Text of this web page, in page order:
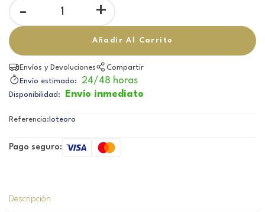
- +
Añadir Al Carrito
Envíos y Devoluciones
Compartir
Envío estimado: 24/48 horas
Disponibilidad: Envío inmediato
Referencia: loteoro
Pago seguro:
Descripción